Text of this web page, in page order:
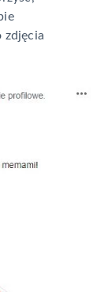
zdjęcia